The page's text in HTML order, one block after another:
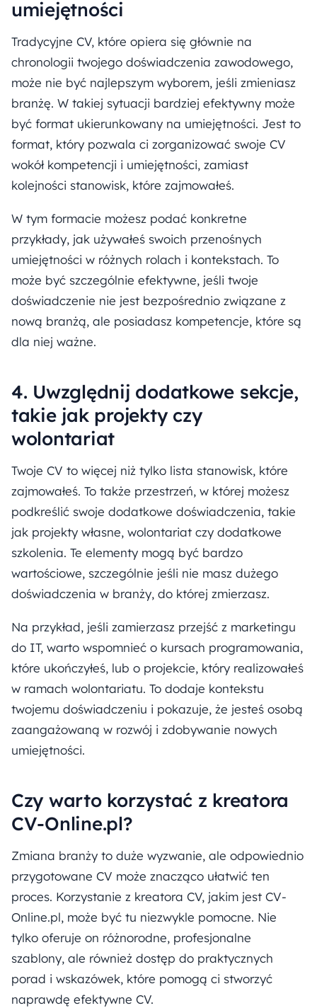
umiejętności
Tradycyjne CV, które opiera się głównie na
chronologii twojego doświadczenia zawodowego,
może nie być najlepszym wyborem, jeśli zmieniasz
branżę. W takiej sytuacji bardziej efektywny może
być format ukierunkowany na umiejętności. Jest to
format, który pozwala ci zorganizować swoje CV
wokół kompetencji i umiejętności, zamiast
kolejności stanowisk, które zajmowałeś.
W tym formacie możesz podać konkretne
przykłady, jak używałeś swoich przenośnych
umiejętności w różnych rolach i kontekstach. To
może być szczególnie efektywne, jeśli twoje
doświadczenie nie jest bezpośrednio związane z
nową branżą, ale posiadasz kompetencje, które są
dla niej ważne.
4. Uwzględnij dodatkowe sekcje,
takie jak projekty czy
wolontariat
Twoje CV to więcej niż tylko lista stanowisk, które
zajmowałeś. To także przestrzeń, w której możesz
podkreślić swoje dodatkowe doświadczenia, takie
jak projekty własne, wolontariat czy dodatkowe
szkolenia. Te elementy mogą być bardzo
wartościowe, szczególnie jeśli nie masz dużego
doświadczenia w branży, do której zmierzasz.
Na przykład, jeśli zamierzasz przejść z marketingu
do IT, warto wspomnieć o kursach programowania,
które ukończyłeś, lub o projekcie, który realizowałeś
w ramach wolontariatu. To dodaje kontekstu
twojemu doświadczeniu i pokazuje, że jesteś osobą
zaangażowaną w rozwój i zdobywanie nowych
umiejętności.
Czy warto korzystać z kreatora
CV-Online.pl?
Zmiana branży to duże wyzwanie, ale odpowiednio
przygotowane CV może znacząco ułatwić ten
proces. Korzystanie z kreatora CV, jakim jest CV-
Online.pl, może być tu niezwykle pomocne. Nie
tylko oferuje on różnorodne, profesjonalne
szablony, ale również dostęp do praktycznych
porad i wskazówek, które pomogą ci stworzyć
naprawdę efektywne CV.